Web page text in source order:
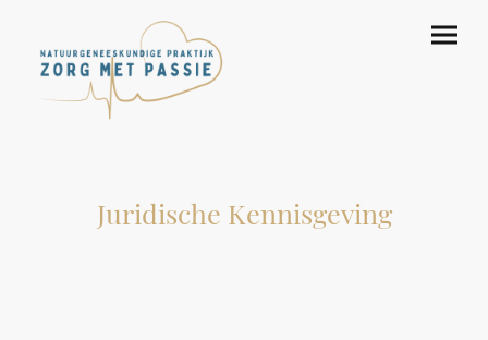
Juridische Kennisgeving